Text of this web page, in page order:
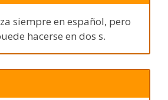
siempre en español, pero
hacerse en dos s.